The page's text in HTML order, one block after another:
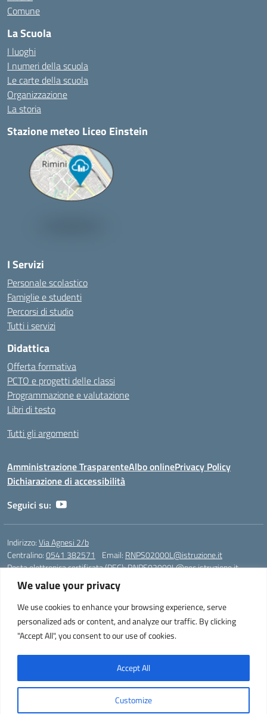
We value your privacy
We use cookies to enhance your browsing experience, serve
personalized ads or content, and analyze our traffic. By clicking
"Accept All", you consent to our use of cookies.
Customize
Accept All
Comune
La Scuola
I luoghi
I numeri della scuola
Le carte della scuola
Organizzazione
La storia
Stazione meteo Liceo Einstein
I Servizi
Personale scolastico
Famiglie e studenti
Percorsi di studio
Tutti i servizi
Didattica
Offerta formativa
PCTO e progetti delle classi
Programmazione e valutazione
Libri di testo
Tutti gli argomenti
Amministrazione TrasparenteAlbo onlinePrivacy Policy
Dichiarazione di accessibilità
Seguici su:
Indirizzo:Via Agnesi 2/b
Centralino:0541 382571 Email: RNPS02000L@istruzione.it
Posta elettronica certificata (PEC):RNPS02000L@pec.istruzione.it
Codice fiscale: 82009530401
Codice meccanografico: RNPS02000L
Liceo Scientifico e Musicale "A. Einstein" - Via Agnesi 2/b - 47923 Rimini
- Tel. +39 0541 382571 – Fax +39 0541 381636 E-mail:
Idea e progetto di Designers Italia